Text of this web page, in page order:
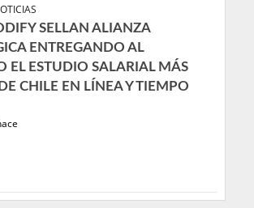
SELLAN ALIANZA
ENTREGANDO AL
EL ESTUDIO SALARIAL MÁS
CHILE EN LÍNEA Y TIEMPO